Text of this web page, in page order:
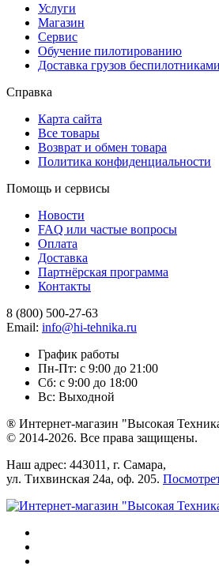
Услуги
Магазин
Сервис
Обучение пилотированию
Доставка грузов беспилотниками
Справка
Карта сайта
Все товары
Возврат и обмен товара
Политика конфиденциальности
Помощь и сервисы
Новости
FAQ или частые вопросы
Оплата
Доставка
Партнёрская программа
Контакты
8 (800) 500-27-63
Email: info@hi-tehnika.ru
График работы
Пн-Пт: с 9:00 до 21:00
Сб: с 9:00 до 18:00
Вс: Выходной
® Интернет-магазин "Высокая
© 2014-2026. Все права защищены.
Наш адрес: 443011, г. Самара,
ул. Тихвинская 24а, оф. 205.